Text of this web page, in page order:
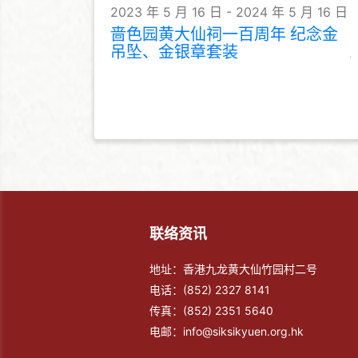
2023 年 5 月 16 日 - 2024 年 5 月 16 日
啬色园黄大仙祠一百周年 纪念金
吊坠、金银章套装
联络资讯
地址：香港九龙黄大仙竹园村二号
电话： (852) 2327 8141
传真： (852) 2351 5640
电邮： info@siksikyuen.org.hk